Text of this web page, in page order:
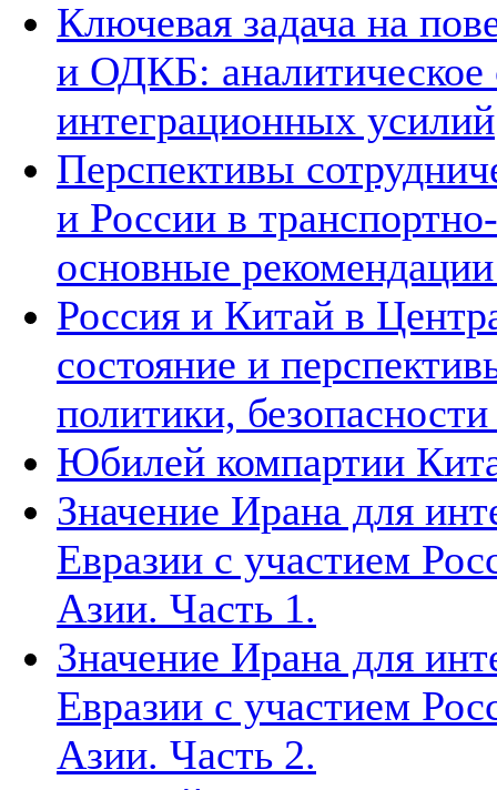
Ключевая задача на
и ОДКБ: аналитическое
интеграционных усилий
Перспективы
и России в
основные
Россия и Китай в
состояние и
политики,
Юбилей компартии
Значение Ирана для
Евразии с участием
Азии. Часть 1.
Значение Ирана для
Евразии с участием
Азии. Часть 2.